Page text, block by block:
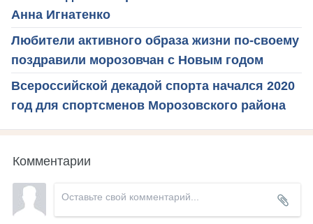
Анна Игнатенко
Любители активного образа жизни по-своему
поздравили морозовчан с Новым годом
Всероссийской декадой спорта начался 2020
год для спортсменов Морозовского района
Комментарии